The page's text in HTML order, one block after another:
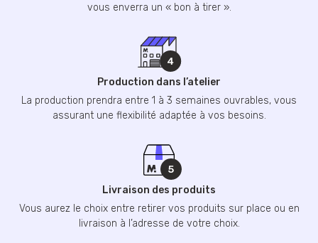
vous enverra un « bon à tirer ».
Production dans l’atelier
La production prendra entre 1 à 3 semaines ouvrables, vous
assurant une flexibilité adaptée à vos besoins.
Livraison des produits
Vous aurez le choix entre retirer vos produits sur place ou en
livraison à l’adresse de votre choix.